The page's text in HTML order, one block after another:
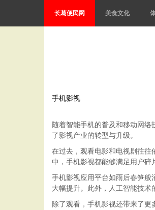
长葛便民网 美食文化
手机影视
随着智能手机的普及和移动网
了影视产业的转型与升级。
在过去，观看电影和电视剧往往
中，手机影视都能够满足用户碎
手机影视应用平台如雨后春笋
大幅提升。此外，人工智能技术
除了观看，手机影视还带来了